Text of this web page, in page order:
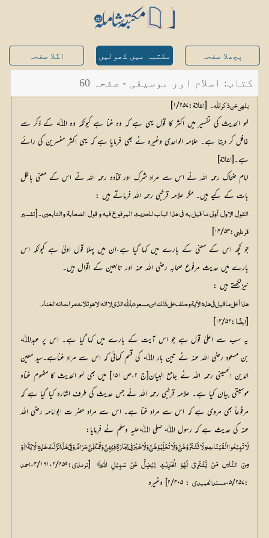
پچھلا صفحہ مکتبہ میں کھولیں اگلا صفحہ
کتاب: اسلام اور موسیقی - صفحہ 60
یلھی عن ذکر اللّٰہ۔ [اغاثۃ :۱/۲۵۷]
لہو الحدیث کی تفسیر میں اکثر کا قول یہی ہے کہ وہ غنا ہے کیونکہ وہ اﷲ کے ذکر سے
غافل کر دیتا ہے۔ علامہ الواحدی وغیرہ نے بھی فرمایا ہے کہ یہی اکثر مفسرین کی رائے
ہے۔[اغاثۃ]
امام ضحاک رحمہ اللہ نے اس سے مراد شرک اور قتادہ رحمہ اللہ نے اس کے معنی باطل
بات کے کیے ہیں۔ مگر علامہ قرطبی رحمہ اللہ فرماتے ہیں :
القول الاول أولی ما قیل بہ فی ھذا الباب للحدیث المرفوع فیہ و قول الصحابۃ والتابعین۔[
قرطبی :۱۴/۵۳]
جو کچھ اس کے معنی کے بارے میں کہا گیا ہے،ان میں پہلا قول اولیٰ ہے کیونکہ اس
بارے میں حدیث مرفوع صحابہ رضی اللہ عنہ اور تابعین کے اقوال ہیں۔
نیزلکھتے ہیں :
ھذا أعلی ما قیل فی ھذہ الآیۃ وحلف علی ذٰلک ابن مسعود باللّٰہ الذی لا الہ الا ھو ثلاث مرات انہ الغناء.
[ایضًا :۱۴/۵۲]
یہ سب سے اعلیٰ قول ہے جو اس آیت کے بارے میں کہا گیا ہے۔ اس پر عبداﷲ
بن مسعود رضی اللہ عنہ نے تین بار اﷲ کی قسم کھائی کہ اس سے مراد غناہے۔سید معین
الدین الحسینی رحمہ اللہ نے جامع البیان[ج ۲،ص ۱۵۱] میں بھی لہو الحدیث کا مفہوم غناو
موسیقی بیان کیا ہے۔ علامہ قرطبی رحمہ اللہ نے جس حدیث کی طرف اشارہ کیا گیا ہے کہ
مرفوعاً بھی مروی ہے کہ اس سے مراد غنا ہے۔ اس سے مراد حضر ت ابوامامہ رضی اللہ
عنہ کی حدیث ہے کہ رسول اﷲ صلی اﷲعلیہ وسلم نے فرمایا:
لَا تَبِیْعُوا الْقَیْنَاتِ َولَا تَشْتَرُوْھُنَّ وَ لَا تُعَلِّمُوْھُنَّ وَلَا خَیْرَ فِی تِجَارَۃِ فِیْھِنَّ وَثَمَنُھُنَّ حَرَامٌ وَ فِیْ ھٰذَا نَزَلَتْ ھٰذِہِ الْایَۃَ ﴿ وَ
مِنَ النَّاسِ مَنْ یَّشْتَرِیْ لَھْوَ الْحَدِیْثِ لِیُضِلَّ عَنْ سَبِیْلِ اللّٰہِ﴾ [ترمذی :۴/۱۶۱،۲/۲۵۹، احمد
:۵/۲۵۷، مسند الحمیدی : ۲/۴۰۵] وغیرہ